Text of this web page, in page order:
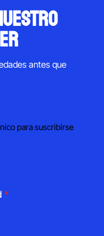
antes que
para suscribirse
*